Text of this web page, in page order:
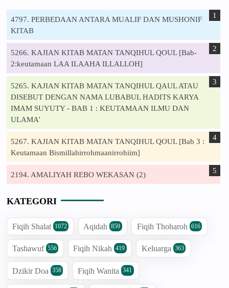
4797. PERBEDAAN ANTARA MUALIF DAN MUSHONIF
KITAB
5266. KAJIAN KITAB MATAN TANQIHUL QOUL [Bab-
2:keutamaan LAA ILAAHA ILLALLOH]
5265. KAJIAN KITAB MATAN TANQIHUL QAUL ATAU
DISEBUT DENGAN NAMA LUBABUL HADITS KARYA
IMAM SUYUTY - BAB 1 : KEUTAMAAN ILMU DAN
ULAMA'
5267. KAJIAN KITAB MATAN TANQIHUL QOUL [Bab 3 :
Keutamaan Bismillahirrohmaanirrohiim]
2194. AMALIYAH REBO WEKASAN (2)
KATEGORI
Fiqih Shalat 1072 Aqidah 859 Fiqih Thoharoh 616
Tashawuf 556 Fiqih Nikah 419 Keluarga 363
Dzikir Doa 358 Fiqih Wanita 341